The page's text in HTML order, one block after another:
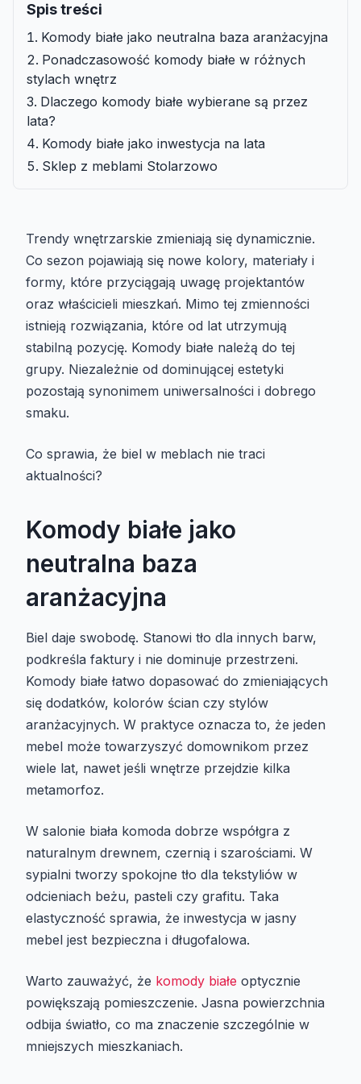
Spis treści
Komody białe jako neutralna baza aranżacyjna
Ponadczasowość komody białe w różnych
stylach wnętrz
Dlaczego komody białe wybierane są przez
lata?
Komody białe jako inwestycja na lata
Sklep z meblami Stolarzowo
Trendy wnętrzarskie zmieniają się dynamicznie.
Co sezon pojawiają się nowe kolory, materiały i
formy, które przyciągają uwagę projektantów
oraz właścicieli mieszkań. Mimo tej zmienności
istnieją rozwiązania, które od lat utrzymują
stabilną pozycję. Komody białe należą do tej
grupy. Niezależnie od dominującej estetyki
pozostają synonimem uniwersalności i dobrego
smaku.
Co sprawia, że biel w meblach nie traci
aktualności?
Komody białe jako
neutralna baza
aranżacyjna
Biel daje swobodę. Stanowi tło dla innych barw,
podkreśla faktury i nie dominuje przestrzeni.
Komody białe łatwo dopasować do zmieniających
się dodatków, kolorów ścian czy stylów
aranżacyjnych. W praktyce oznacza to, że jeden
mebel może towarzyszyć domownikom przez
wiele lat, nawet jeśli wnętrze przejdzie kilka
metamorfoz.
W salonie biała komoda dobrze współgra z
naturalnym drewnem, czernią i szarościami. W
sypialni tworzy spokojne tło dla tekstyliów w
odcieniach beżu, pasteli czy grafitu. Taka
elastyczność sprawia, że inwestycja w jasny
mebel jest bezpieczna i długofalowa.
Warto zauważyć, że komody białe optycznie
powiększają pomieszczenie. Jasna powierzchnia
odbija światło, co ma znaczenie szczególnie w
mniejszych mieszkaniach.